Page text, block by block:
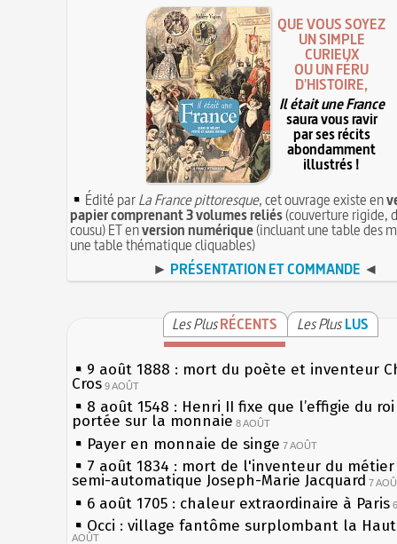
QUE VOUS SOYEZ
UN SIMPLE
CURIEUX
OU UN FÉRU
D'HISTOIRE,
Il était une France
saura vous ravir
par ses récits
abondamment
illustrés !
Édité parLa France pittoresque, cet ouvrage existe en
papier comprenant 3 volumes reliés(couverture rigide,
cousu) ET enversion numérique(incluant une table des
une table thématique cliquables)
► PRÉSENTATION ET COMMANDE ◄
Les PlusRÉCENTS Les Plus LUS
9 août 1888 : mort du poète et inventeur
Cros 9 AOÛT
8 août 1548 : Henri II fixe que l’effigie du
portée sur la monnaie 8 AOÛT
Payer en monnaie de singe 7 AOÛT
7 août 1834 : mort de l'inventeur du
semi-automatique Joseph-Marie Jacquard 7
6 août 1705 : chaleur extraordinaire à Paris
Occi : village fantôme surplombant la